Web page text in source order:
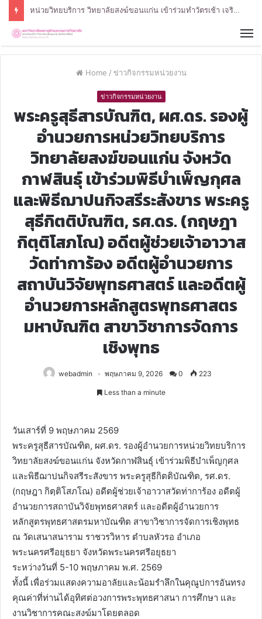
หน่วยวิทยบริการ วิทยาลัยสงฆ์ขอนแก่น เข้าร่วมทำวัตรเช้า เจริญจิตภาวนาก่อนการปฏิบัติงาน
Home / ข่าวกิจกรรมหน่วยงาน
ข่าวกิจกรรมหน่วยงาน
พระครูสุธีสารบัณฑิต, ผศ.ดร. รองผู้
อำนวยการหน่วยวิทยบริการ
วิทยาลัยสงฆ์ขอนแก่น จังหวัด
กาฬสินธุ์ เข้าร่วมพิธีบำเพ็ญกุศล
และพิธีฌาปนกิจสรีระสังขาร พระครู
สุธีกิตติบัณฑิต, รศ.ดร. (กฤษฎา
กิตฺติโสภโณ) อดีตผู้ช่วยเจ้าอาวาส
วัดท่าการ้อง อดีตผู้อำนวยการ
สถาบันวิจัยพุทธศาสตร์ และอดีตผู้
อำนวยการหลักสูตรพุทธศาสตร
มหาบัณฑิต สาขาวิชาการจัดการ
เชิงพุทธ
webadmin พฤษภาคม 9, 2026 0 223
Less than a minute
วันเสาร์ที่ 9 พฤษภาคม 2569
พระครูสุธีสารบัณฑิต, ผศ.ดร. รองผู้อำนวยการหน่วยวิทยบริการ
วิทยาลัยสงฆ์ขอนแก่น จังหวัดกาฬสินธุ์ เข้าร่วมพิธีบำเพ็ญกุศล
และพิธีฌาปนกิจสรีระสังขาร พระครูสุธีกิตติบัณฑิต, รศ.ดร.
(กฤษฎา กิตฺติโสภโณ) อดีตผู้ช่วยเจ้าอาวาสวัดท่าการ้อง อดีตผู้
อำนวยการสถาบันวิจัยพุทธศาสตร์ และอดีตผู้อำนวยการ
หลักสูตรพุทธศาสตรมหาบัณฑิต สาขาวิชาการจัดการเชิงพุทธ
ณ วัดเสนาสนาราม ราชวรวิหาร ตำบลหัวรอ อำเภอ
พระนครศรีอยุธยา จังหวัดพระนครศรีอยุธยา
ระหว่างวันที่ 5-10 พฤษภาคม พ.ศ. 2569
ทั้งนี้ เพื่อร่วมแสดงความอาลัยและน้อมรำลึกในคุณูปการอันทรง
คุณค่าที่ท่านได้อุทิศต่อวงการพระพุทธศาสนา การศึกษา และ
งานวิชาการคณะสงฆ์มาโดยตลอด